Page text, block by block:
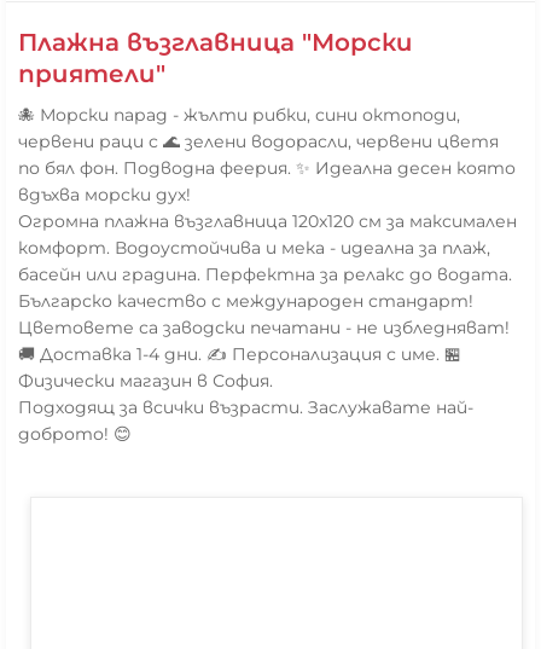
Плажна възглавница "Морски
приятели"
🐙 Морски парад - жълти рибки, сини октоподи,
червени раци с 🌊 зелени водорасли, червени цветя
по бял фон. Подводна феерия. ✨ Идеална десен която
вдъхва морски дух!
Огромна плажна възглавница 120x120 см за максимален
комфорт. Водоустойчива и мека - идеална за плаж,
басейн или градина. Перфектна за релакс до водата.
Българско качество с международен стандарт!
Цветовете са заводски печатани - не избледняват!
🚚 Доставка 1-4 дни. ✍️ Персонализация с име. 🏪
Физически магазин в София.
Подходящ за всички възрасти. Заслужавате най-
доброто! 😊